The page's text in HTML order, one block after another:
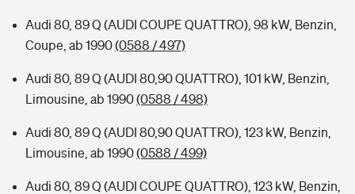
Audi 80, 89 Q (AUDI COUPE QUATTRO), 98 kW, Benzin,
Coupe, ab 1990(0588 / 497)
Audi 80, 89 Q (AUDI 80,90 QUATTRO), 101 kW, Benzin,
Limousine, ab 1990(0588 / 498)
Audi 80, 89 Q (AUDI 80,90 QUATTRO), 123 kW, Benzin,
Limousine, ab 1990(0588 / 499)
Audi 80, 89 Q (AUDI COUPE QUATTRO), 123 kW, Benzin,